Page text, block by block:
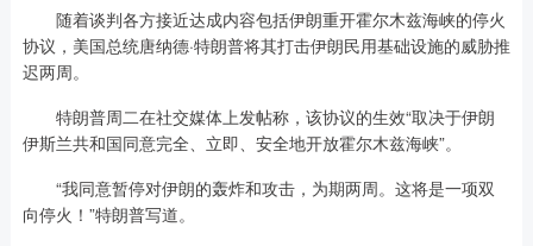
随着谈判各方接近达成内容包括伊朗重开霍尔木兹海峡的停火
协议，美国总统唐纳德·特朗普将其打击伊朗民用基础设施的威胁推
迟两周。
特朗普周二在社交媒体上发帖称，该协议的生效“取决于伊朗
伊斯兰共和国同意完全、立即、安全地开放霍尔木兹海峡”。
“我同意暂停对伊朗的轰炸和攻击，为期两周。这将是一项双
向停火！”特朗普写道。